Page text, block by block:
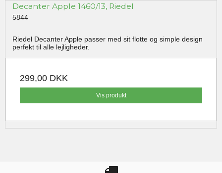
Decanter Apple 1460/13, Riedel
5844
Riedel Decanter Apple passer med sit flotte og simple design
perfekt til alle lejligheder.
299,00 DKK
Vis produkt